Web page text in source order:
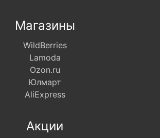
Магазины
WildBerries
Lamoda
Ozon.ru
Юлмарт
AliExpress
Акции